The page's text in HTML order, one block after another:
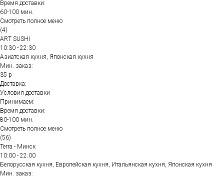
Время доставки:
60-100 мин.
Смотреть полное меню
(4)
ART SUSHI
10:30 - 22:30
Азиатская кухня, Японская кухня
Мин. заказ:
35 р
Доставка:
Условия доставки
Принимаем:
Время доставки:
80-100 мин.
Смотреть полное меню
(56)
Terra - Минск
10:00 - 22:00
Белорусская кухня, Европейская кухня, Итальянская кухня, Японская кухня
Мин. заказ: